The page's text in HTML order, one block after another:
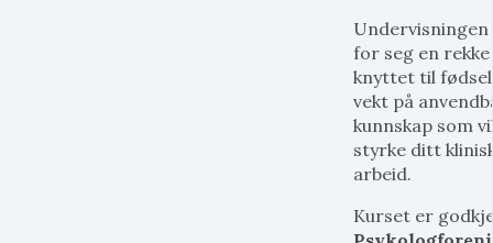
Undervisningen
for seg en
knyttet til
vekt på
kunnskap som
styrke ditt
arbeid.
Kurset er